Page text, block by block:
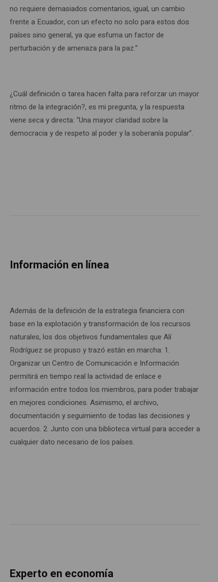
no requiere demasiados comentarios, igual, un cambio
frente a Ecuador, con un efecto no solo para estos dos
países sino general, ya que esfuma un factor de
perturbación y de amenaza para la paz.”
¿Cuál definición o tarea hacen falta para reforzar un mayor
ritmo de la integración?, es mi pregunta, y la respuesta
viene seca y directa: “Una mayor claridad sobre la
democracia y de respeto al poder y la soberanía popular”.
Información en línea
Además de la definición de la estrategia financiera con
base en la explotación y transformación de los recursos
naturales, los dos objetivos fundamentales que Alí
Rodríguez se propuso y trazó están en marcha: 1.
Organizar un Centro de Comunicación e Información
permitirá en tiempo real la actividad de enlace e
información entre todos los miembros, para poder trabajar
en mejores condiciones. Asimismo, el archivo,
documentación y seguimiento de todas las decisiones y
acuerdos. 2. Junto con una biblioteca virtual para acceder a
cualquier dato necesario de los países.
Experto en economía